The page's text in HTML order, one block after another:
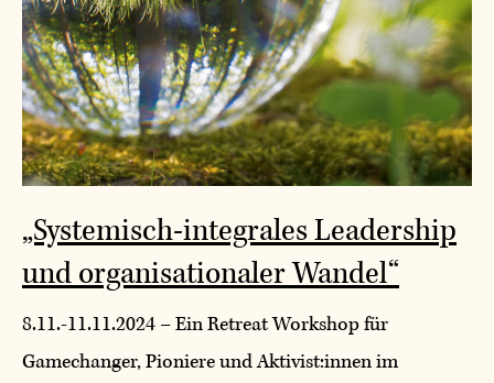
„Systemisch-integrales Leadership
und organisationaler Wandel“
8.11.-11.11.2024 – Ein Retreat Workshop für
Gamechanger, Pioniere und Aktivist:innen im